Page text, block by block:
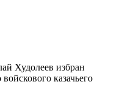
Худолеев избран
казачьего